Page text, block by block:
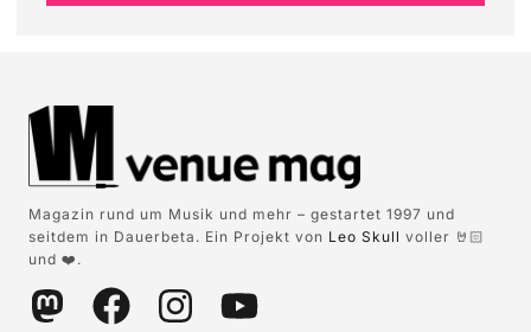
Magazin rund um Musik und mehr – gestartet 1997 und
seitdem in Dauerbeta. Ein Projekt von Leo Skull voller 🤘🏻
und ❤️.